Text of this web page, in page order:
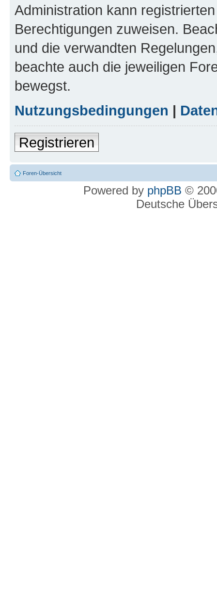
Administration kann
Berechtigungen zuweisen.
und die verwandten
beachte auch die jeweiligen
bewegst.
Nutzungsbedingungen |
Registrieren
Foren-Übersicht
Powered by phpBB ©
Deutsche